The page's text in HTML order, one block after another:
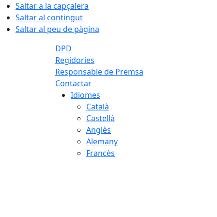
Saltar a la capçalera
Saltar al contingut
Saltar al peu de pàgina
DPD
Regidories
Responsable de Premsa
Contactar
Idiomes
Català
Castellà
Anglès
Alemany
Francès